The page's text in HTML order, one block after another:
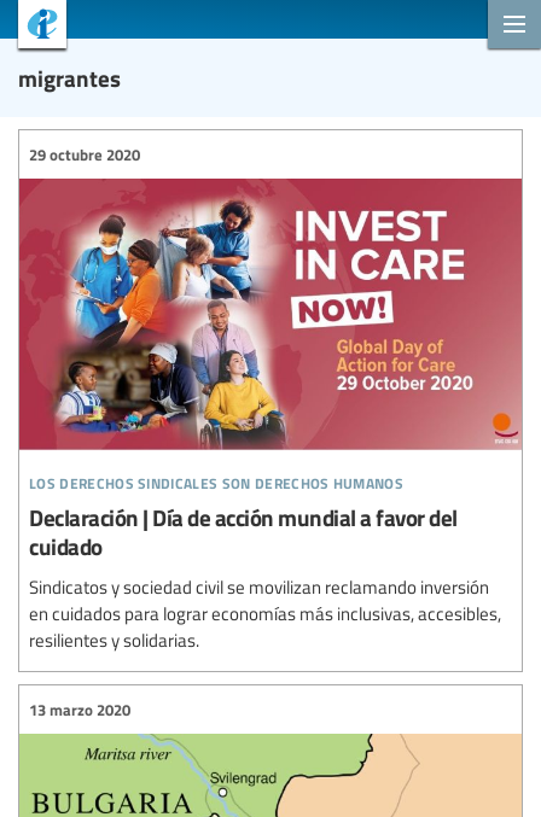
migrantes
los derechos sindicales son derechos humanos
29 octubre 2020
Declaración | Día de acción mundial a favor del
cuidado
Sindicatos y sociedad civil se movilizan reclamando inversión
en cuidados para lograr economías más inclusivas, accesibles,
resilientes y solidarias.
13 marzo 2020